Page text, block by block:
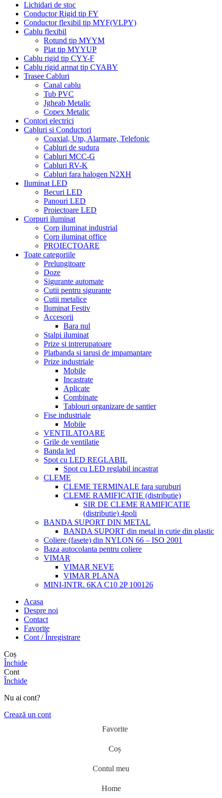
Lichidari de stoc
Conductor Rigid tip FY
Conductor flexibil tip MYF(VLPY)
Cablu flexibil
Rotund tip MYYM
Plat tip MYYUP
Cablu rigid tip CYY-F
Cablu rigid armat tip CYABY
Trasee Cabluri
Canal cablu
Tub PVC
Jgheab Metalic
Copex Metalic
Contori electrici
Cabluri si Conductori
Coaxial, Utp, Alarmare, Telefonic
Cabluri de sudura
Cabluri MCC-G
Cabluri RV-K
Cabluri fara halogen N2XH
Iluminat LED
Becuri LED
Panouri LED
Proiectoare LED
Corpuri iluminat
Corp iluminat industrial
Corp iluminat office
PROIECTOARE
Toate categoriile
Prelungitoare
Doze
Sigurante automate
Cutii pentru sigurante
Cutii metalice
Iluminat Festiv
Accesorii
Bara nul
Stalpi iluminat
Prize si intrerupatoare
Platbanda si tarusi de impamantare
Prize industriale
Mobile
Incastrate
Aplicate
Combinate
Tablouri organizare de santier
Fise industriale
Mobile
VENTILATOARE
Grile de ventilatie
Banda led
Spot cu LED REGLABIL
Spot cu LED reglabil incastrat
CLEME
CLEME TERMINALE fara suruburi
CLEME RAMIFICATIE (distributie)
SIR DE CLEME RAMIFICATIE
(distributie) 4poli
BANDA SUPORT DIN METAL
BANDA SUPORT din metal in cutie din plastic
Coliere (fasete) din NYLON 66 – ISO 2001
Baza autocolanta pentru coliere
VIMAR
VIMAR NEVE
VIMAR PLANA
MINI-INTR. 6KA C10 2P 100126
Acasa
Despre noi
Contact
Favorite
Cont / Înregistrare
Coș
Închide
Cont
Închide
Nu ai cont?
Crează un cont
Favorite
Coș
Contul meu
Home